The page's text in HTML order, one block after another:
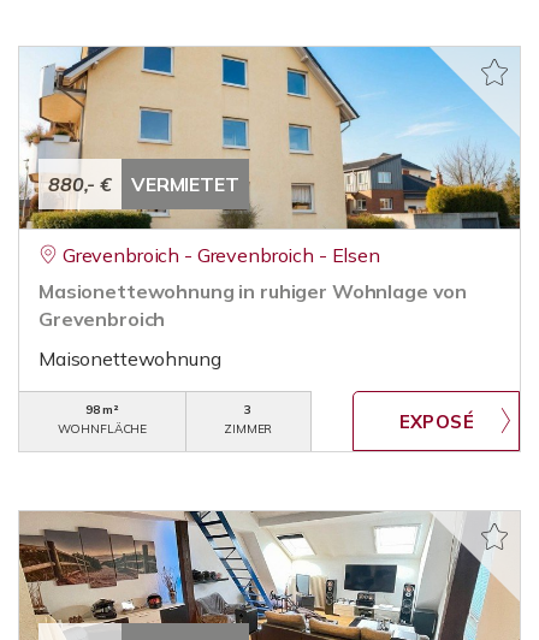
880,- € VERMIETET
Grevenbroich - Grevenbroich - Elsen
Masionettewohnung in ruhiger Wohnlage von
Grevenbroich
Maisonettewohnung
98 m²
WOHNFLÄCHE
3
ZIMMER